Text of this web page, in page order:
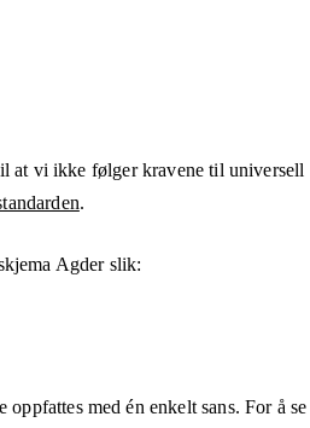
at vi ikke følger kravene til universell
.
Agderslik:
med én enkelt sans. For å se